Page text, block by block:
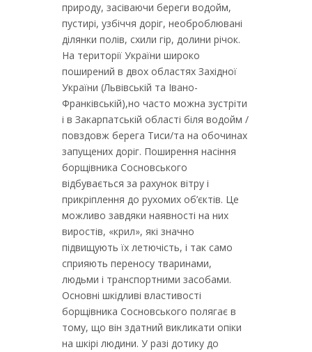
природу, засіваючи береги водойм,
пустирі, узбіччя доріг, необроблювані
ділянки полів, схили гір, долини річок.
На території України широко
поширений в двох областях Західної
України (Львівській та Івано-
Франківській),но часто можна зустріти
і в Закарпатській області біля водойм /
повздовж берега Тиси/та на обочинах
запущених доріг. Поширення насіння
борщівника Сосновського
відбувається за рахунок вітру і
прикріплення до рухомих об’єктів. Це
можливо завдяки наявності на них
виростів, «крил», які значно
підвищують їх летючість, і так само
сприяють переносу тваринами,
людьми і транспортними засобами.
Основні шкідливі властивості
борщівника Сосновського полягає в
тому, що він здатний викликати опіки
на шкірі людини. У разі дотику до